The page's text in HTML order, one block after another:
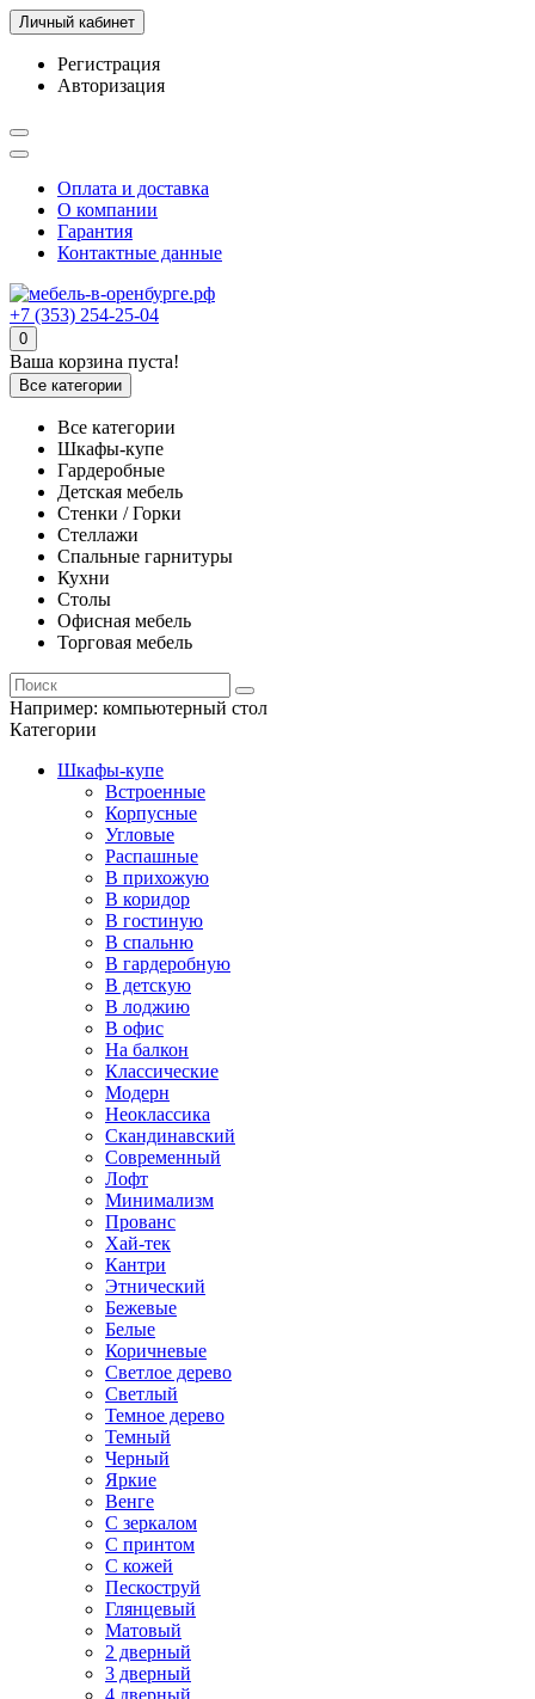
Личный кабинет
Регистрация
Авторизация
Оплата и доставка
О компании
Гарантия
Контактные данные
+7 (353) 254-25-04
0
Ваша корзина пуста!
Все категории
Все категории
Шкафы-купе
Гардеробные
Детская мебель
Стенки / Горки
Стеллажи
Спальные гарнитуры
Кухни
Столы
Офисная мебель
Торговая мебель
Например: компьютерный стол
Категории
Шкафы-купе
Встроенные
Корпусные
Угловые
Распашные
В прихожую
В коридор
В гостиную
В спальню
В гардеробную
В детскую
В лоджию
В офис
На балкон
Классические
Модерн
Неоклассика
Скандинавский
Современный
Лофт
Минимализм
Прованс
Хай-тек
Кантри
Этнический
Бежевые
Белые
Коричневые
Светлое дерево
Светлый
Темное дерево
Темный
Черный
Яркие
Венге
С зеркалом
С принтом
С кожей
Пескоструй
Глянцевый
Матовый
2 дверный
3 дверный
4 дверный